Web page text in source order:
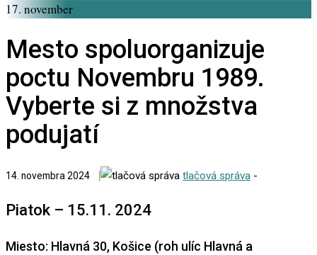
17. november
Mesto spoluorganizuje
poctu Novembru 1989.
Vyberte si z množstva
podujatí
14. novembra 2024 tlačová správa -
Piatok – 15.11. 2024
Miesto: Hlavná 30, Košice (roh ulíc Hlavná a